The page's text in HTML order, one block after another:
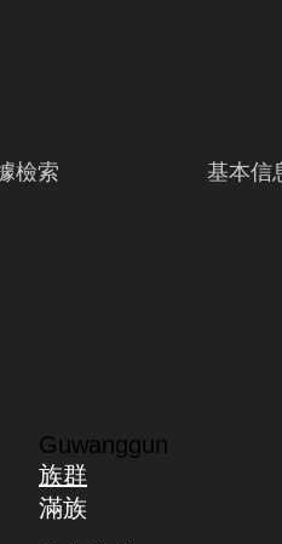
檢索 基本信
Guwanggun
族群
滿族